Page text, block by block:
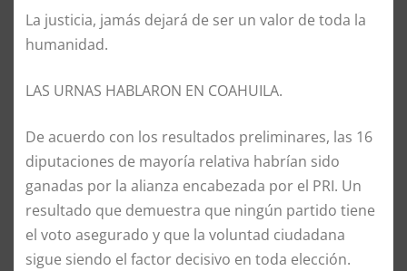
La justicia, jamás dejará de ser un valor de toda la
humanidad.
LAS URNAS HABLARON EN COAHUILA.
De acuerdo con los resultados preliminares, las 16
diputaciones de mayoría relativa habrían sido
ganadas por la alianza encabezada por el PRI. Un
resultado que demuestra que ningún partido tiene
el voto asegurado y que la voluntad ciudadana
sigue siendo el factor decisivo en toda elección.